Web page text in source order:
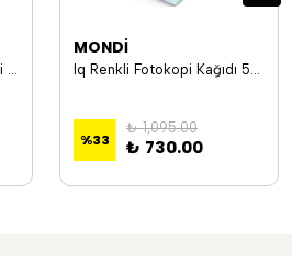
Alex Alx-742 Fos.Fotokopi Kağıdı A4 80Gr 500Lü Pmb
MONDİ
Iq Renkli Fotokopi Kağıdı 500 Lü A4 80 G/M² Orta Mavi Ne1332-Mb30
%33
₺ 1,095.00
₺ 730.00